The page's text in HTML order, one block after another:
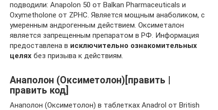
подводили: Anapolon 50 от Balkan Pharmaceuticals и
Oxymetholone от ZPHC. Является мощным анаболиком, с
умеренным андрогенным действием. Оксиметалон
является запрещенным препаратом в РФ. Информация
предоставлена в исключительно ознакомительных
целях без призыва к действиям.
Анаполон (Оксиметолон)[править |
править код]
Анаполон (Оксиметолон) в таблетках Anadrol от British